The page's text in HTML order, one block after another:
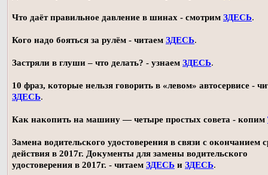
Что даёт правильное давление в шинах - смотрим ЗДЕСЬ.
Кого надо бояться за рулём - читаем ЗДЕСЬ.
Застряли в глуши – что делать? - узнаем ЗДЕСЬ.
10 фраз, которые нельзя говорить в «левом» автосервисе -
ЗДЕСЬ.
Как накопить на машину — четыре простых совета - копим
Замена водительского удостоверения в связи с окончанием
действия в 2017г. Документы для замены водительского
удостоверения в 2017г. - читаем ЗДЕСЬ и ЗДЕСЬ.